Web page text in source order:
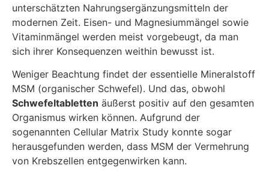
unterschätzten Nahrungsergänzungsmitteln der
modernen Zeit. Eisen- und Magnesiummängel sowie
Vitaminmängel werden meist vorgebeugt, da man
sich ihrer Konsequenzen weithin bewusst ist.
Weniger Beachtung findet der essentielle Mineralstoff
MSM (organischer Schwefel). Und das, obwohl
Schwefeltabletten äußerst positiv auf den gesamten
Organismus wirken können. Aufgrund der
sogenannten Cellular Matrix Study konnte sogar
herausgefunden werden, dass MSM der Vermehrung
von Krebszellen entgegenwirken kann.